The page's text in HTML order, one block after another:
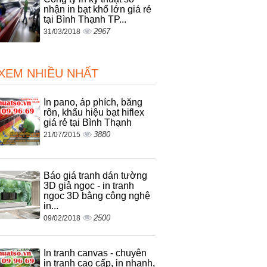
nhận in bạt khổ lớn giá rẻ
tại Bình Thạnh TP...
31/03/2018 2967
NHIỀU NHẤT
In pano, áp phích, băng
rôn, khẩu hiệu bạt hiflex
giá rẻ tại Bình Thạnh
21/07/2015 3880
Báo giá tranh dán tường
3D giả ngọc - in tranh
ngọc 3D bằng công nghệ
in...
09/02/2018 2500
In tranh canvas - chuyên
in tranh cao cấp, in nhanh,